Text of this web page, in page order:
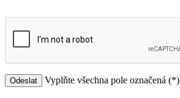
Vyplňte všechna pole označená (*)